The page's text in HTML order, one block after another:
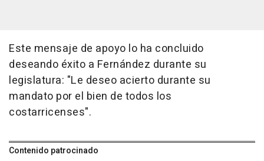
Este mensaje de apoyo lo ha concluido
deseando éxito a Fernández durante su
legislatura: "Le deseo acierto durante su
mandato por el bien de todos los
costarricenses".
Contenido patrocinado